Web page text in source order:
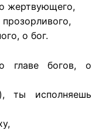
жертвующего,
о бог.
главе богов, о
ты исполняешь